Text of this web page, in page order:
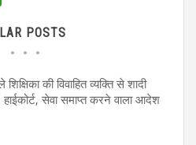
POSTS
की विवाहित व्यक्ति से शादी
सेवा समाप्त करने वाला आदेश